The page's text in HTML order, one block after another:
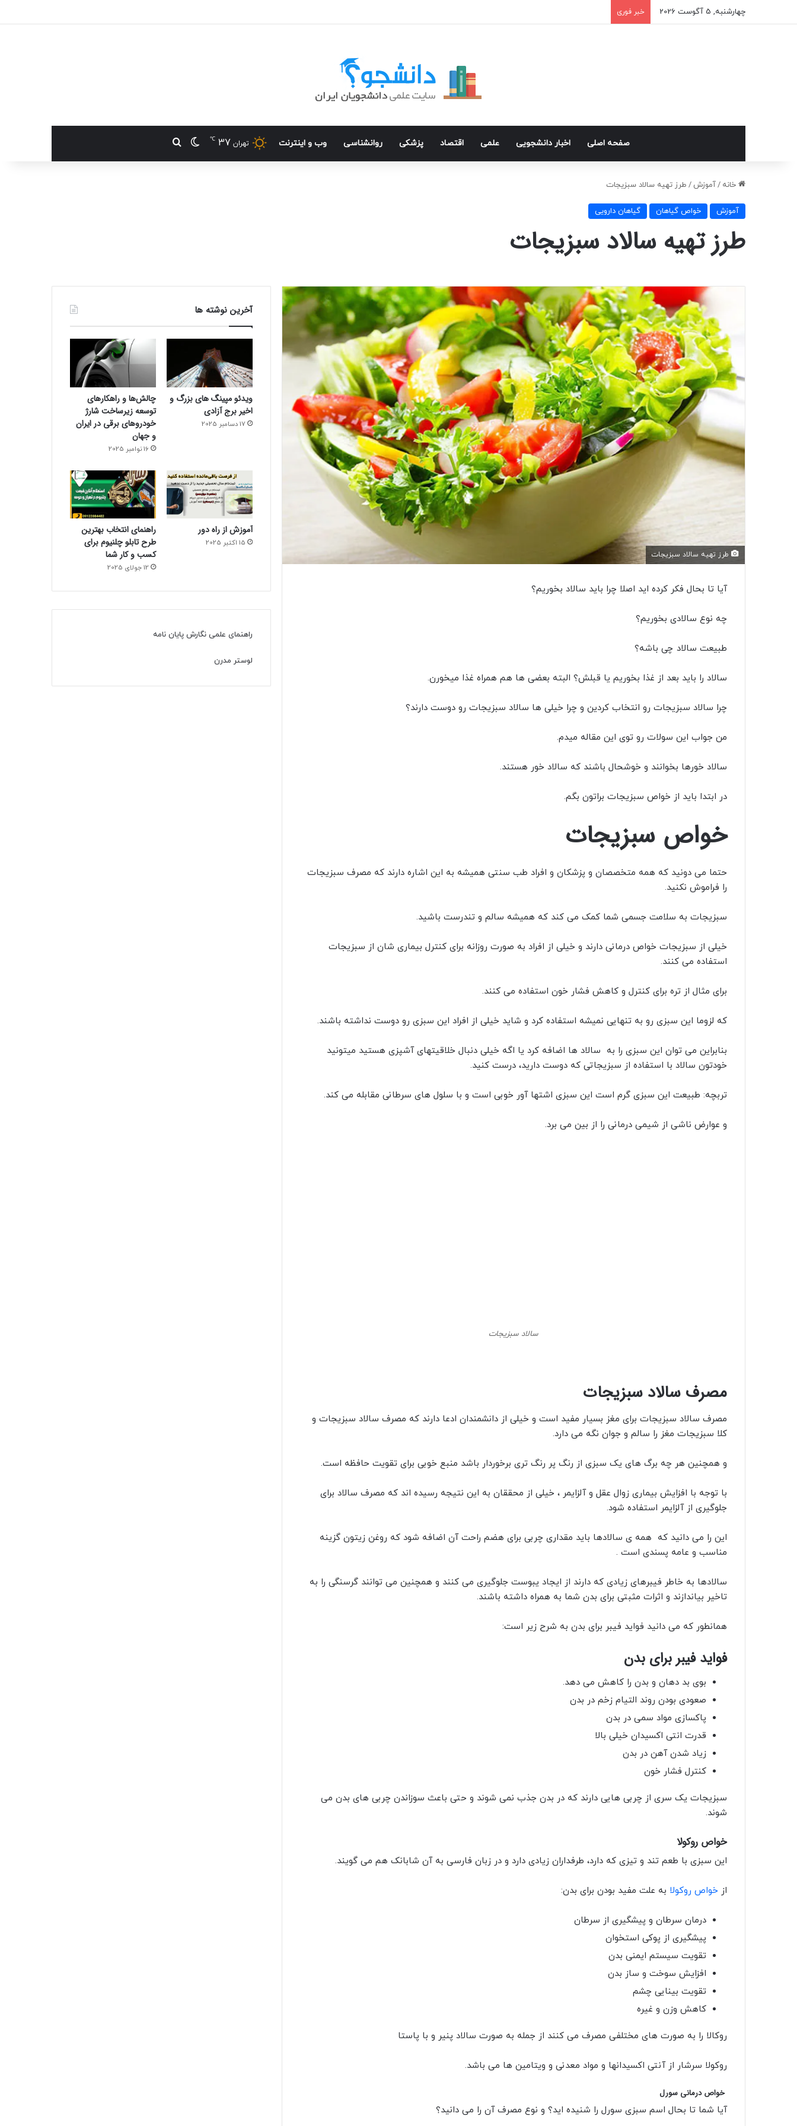
چهارشنبه, 5 آگوست 2026 خبر فوری
صفحه اصلی اخبار دانشجویی علمی اقتصاد پزشکی روانشناسی وب و اینترنت تهران 37
℃ تغییر پوسته
جستجو برای
خانه /آموزش / طرز تهیه سالاد سبزیجات
آموزش خواص گیاهان گیاهان دارویی
طرز تهیه سالاد سبزیجات
طرز تهیه سالاد سبزیجات
آیا تا بحال فکر کرده اید اصلا چرا باید سالاد بخوریم؟
چه نوع سالادی بخوریم؟
طبیعت سالاد چی باشه؟
سالاد را باید بعد از غذا بخوریم یا قبلش؟ البته بعضی ها هم همراه غذا میخورن.
چرا سالاد سبزیجات رو انتخاب کردین و چرا خیلی ها سالاد سبزیجات رو دوست دارند؟
من جواب این سولات رو توی این مقاله میدم.
سالاد خورها بخوانند و خوشحال باشند که سالاد خور هستند.
در ابتدا باید از خواص سبزیجات براتون بگم.
خواص سبزیجات
حتما می دونید که همه متخصصان و پزشکان و افراد طب سنتی همیشه به این اشاره دارند که مصرف سبزیجات
را فراموش نکنید.
سبزیجات به سلامت جسمی شما کمک می کند که همیشه سالم و تندرست باشید.
خیلی از سبزیجات خواص درمانی دارند و خیلی از افراد به صورت روزانه برای کنترل بیماری شان از سبزیجات
استفاده می کنند.
برای مثال از تره برای کنترل و کاهش فشار خون استفاده می کنند.
که لزوما این سبزی رو به تنهایی نمیشه استفاده کرد و شاید خیلی از افراد این سبزی رو دوست نداشته باشند.
بنابراین می توان این سبزی را به سالاد ها اضافه کرد یا اگه خیلی دنبال خلاقیتهای آشپزی هستید میتونید
خودتون سالاد با استفاده از سبزیجاتی که دوست دارید، درست کنید.
تربچه: طبیعت این سبزی گرم است این سبزی اشتها آور خوبی است و با سلول های سرطانی مقابله می کند.
و عوارض ناشی از شیمی درمانی را از بین می برد.
با توجه با افزایش بیماری زوال عقل و آلزایمر ، خیلی از محققان به این نتیجه رسیده اند که مصرف سالاد برای
مناسب و عامه پسندی است .
سالادها به خاطر فیبرهای زیادی که دارند از ایجاد یبوست جلوگیری می کنند و همچنین می توانند گرسنگی را به
تاخیر بیاندازند و اثرات مثبتی برای بدن شما به همراه داشته باشند.
همانطور که می دانید فواید فیبر برای بدن به شرح زیر است:
فواید فیبر برای بدن
صعودی بودن روند التیام زخم در بدن
پاکسازی مواد سمی در بدن
زیاد شدن آهن در بدن
سبزیجات یک سری از چربی هایی دارند که در بدن جذب نمی شوند و حتی باعث سوزاندن چربی های بدن می
شوند.
خواص روکولا
این سبزی با طعم تند و تیزی که دارد، طرفداران زیادی دارد و در زبان فارسی به آن شابانک هم می گویند.
درمان سرطان و پیشگیری از سرطان
پیشگیری از پوکی استخوان
تقویت سیستم ایمنی بدن
کاهش وزن و غیره
آیا شما تا بحال اسم سبزی سورل را شنیده اید؟ و نوع مصرف آن را می دانید؟
سورل که بیشتر آن را به صورت عامیانه ترشک می شناسند شبیه اسفناج است و بومی کشور استرالیا می باشد .
از سورل برای درمان بسیاری از بیماری ها استفاده می شود. هر سبزیجاتی خواص درمانی خاص خودش را دارد اما
بیماران قلبی و دیابتی و پیشگیری از سرطان بسیار مفید است.
حالا در زیر طرز تهیه سالاد سبزیجات رو میگم امیدوارم از خوردنش لذت ببرید.
آخرین نوشته ها
ویدئو مپینگ های بزرگ و
اخیر برج آزادی
17 دسامبر 2025
چالش‌ها و راهکارهای
توسعه زیرساخت شارژ
خودروهای برقی در ایران
و جهان
16 نوامبر 2025
آموزش از راه دور
15 اکتبر 2025
راهنمای انتخاب بهترین
طرح تابلو چلنیوم برای
کسب و کار شما
12 جولای 2025
راهنمای علمی نگارش پایان نامه
لوستر مدرن